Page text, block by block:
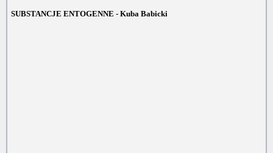
SUBSTANCJE ENTOGENNE - Kuba Babicki